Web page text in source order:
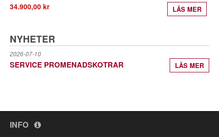
34.900,00 kr
LÄS MER
NYHETER
2026-07-10
SERVICE PROMENADSKOTRAR LÄS MER
INFO